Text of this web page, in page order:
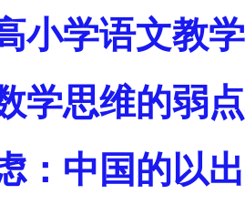
小学语文教
学思维的弱
：中国的以